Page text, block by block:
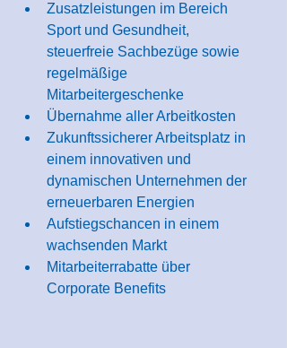
Zusatzleistungen im Bereich
Sport und Gesundheit,
steuerfreie Sachbezüge sowie
regelmäßige
Mitarbeitergeschenke
Übernahme aller Arbeitkosten
Zukunftssicherer Arbeitsplatz in
einem innovativen und
dynamischen Unternehmen der
erneuerbaren Energien
Aufstiegschancen in einem
wachsenden Markt
Mitarbeiterrabatte über
Corporate Benefits